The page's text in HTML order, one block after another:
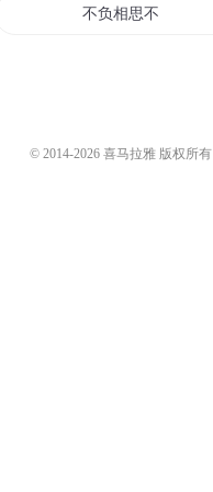
不负相思不负卿
© 2014-2026 喜马拉雅 版权所有